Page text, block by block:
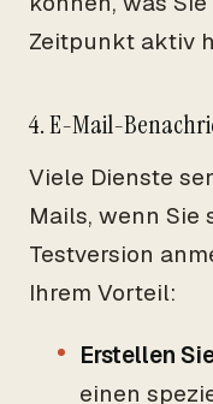
Zeitpunkt aktiv
4. E-Mail-
Viele Dienste
Mails, wenn
Testversion
Ihrem Vorteil:
Erstellen
einen